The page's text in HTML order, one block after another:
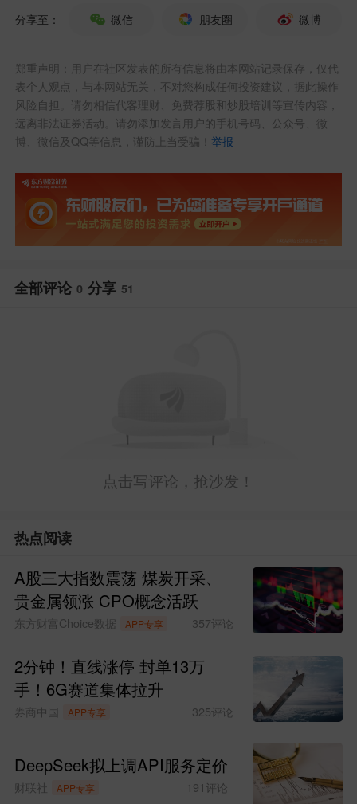
分享至： 微信 朋友圈 微博
郑重声明：用户在社区发表的所有信息将由本网站记录保存，仅代
表个人观点，与本网站无关，不对您构成任何投资建议，据此操作
风险自担。请勿相信代客理财、免费荐股和炒股培训等宣传内容，
远离非法证券活动。请勿添加发言用户的手机号码、公众号、微
博、微信及QQ等信息，谨防上当受骗！举报
全部评论 0 分享 51
点击写评论，抢沙发！
热点阅读
A股三大指数震荡 煤炭开采、
贵金属领涨 CPO概念活跃
东方财富Choice数据 APP专享 357评论
2分钟！直线涨停 封单13万
手！6G赛道集体拉升
券商中国 APP专享 325评论
DeepSeek拟上调API服务定价
财联社 APP专享 191评论